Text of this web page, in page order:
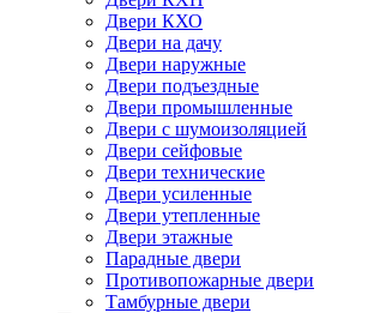
Двери КХО
Двери на дачу
Двери наружные
Двери подъездные
Двери промышленные
Двери с шумоизоляцией
Двери сейфовые
Двери технические
Двери усиленные
Двери утепленные
Двери этажные
Парадные двери
Противопожарные двери
Тамбурные двери